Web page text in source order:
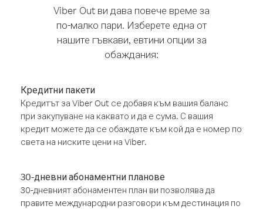
Viber Out ви дава повече време за
по-малко пари. Изберете една от
нашите гъвкави, евтини опции за
обаждания:
Кредитни пакети
Кредитът за Viber Out се добавя към вашия баланс
при закупуване на каквато и да е сума. С вашия
кредит можете да се обаждате към кой да е номер по
света на ниските цени на Viber.
30-дневни абонаментни планове
30-дневният абонаментен план ви позволява да
правите международни разговори към дестинация по